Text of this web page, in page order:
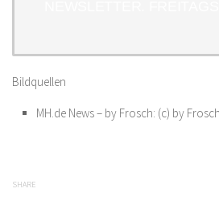
Bildquellen
MH.de News – by Frosch: (c) by
SHARE